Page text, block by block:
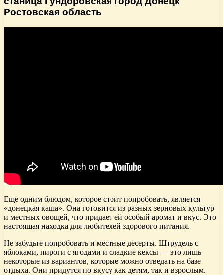
Ростовская область
Еще одним блюдом, которое стоит попробовать, является
«донецкая каша». Она готовится из разных зерновых культур
и местных овощей, что придает ей особый аромат и вкус. Это
настоящая находка для любителей здорового питания.
Не забудьте попробовать и местные десерты. Штрудель с
яблоками, пироги с ягодами и сладкие кексы — это лишь
некоторые из вариантов, которые можно отведать на базе
отдыха. Они придутся по вкусу как детям, так и взрослым.